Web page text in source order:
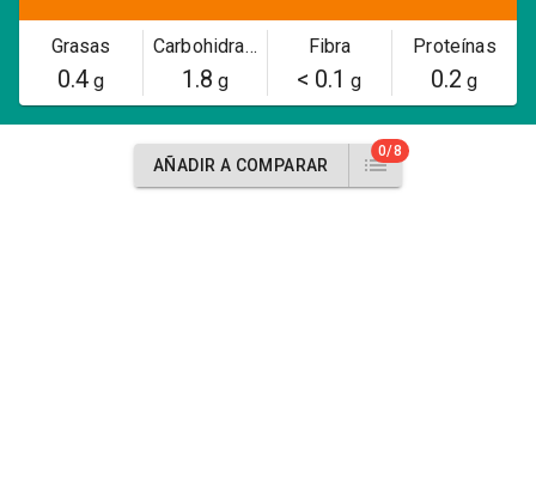
Grasas
0.4g
Carbohidratos
1.8 g
Fibra
< 0.1 g
Proteínas
0.2 g
AÑADIR A COMPARAR
0/8